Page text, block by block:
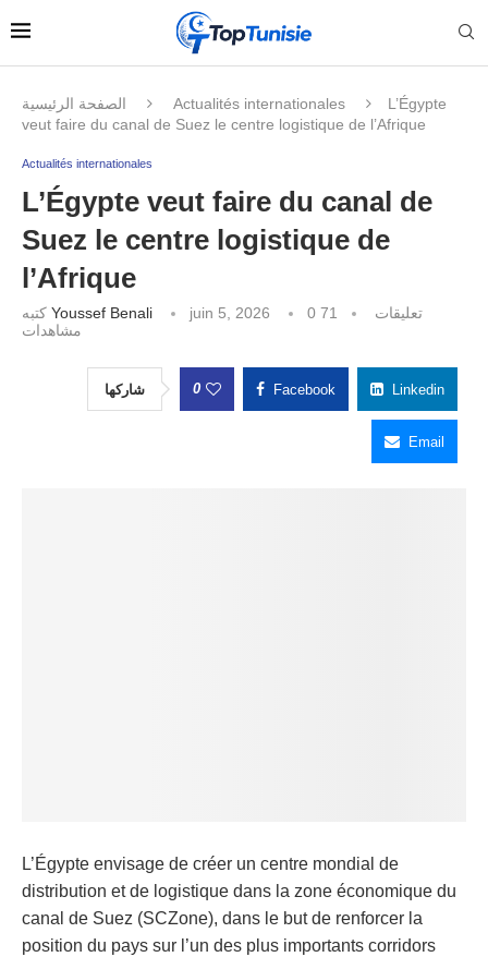
الصفحة الرئيسية Actualités internationales
L’Égypte
veut faire du canal de Suez le centre logistique de l’Afrique
Actualités internationales
L’Égypte veut faire du canal de
Suez le centre logistique de
l’Afrique
Youssef Benali juin 5, 2026 0 تعليقات
71
مشاهدات
شاركها 0 Facebook Linkedin
Email
L’Égypte envisage de créer un centre mondial de
distribution et de logistique dans la zone économique du
canal de Suez (SCZone), dans le but de renforcer la
position du pays sur l’un des plus importants corridors